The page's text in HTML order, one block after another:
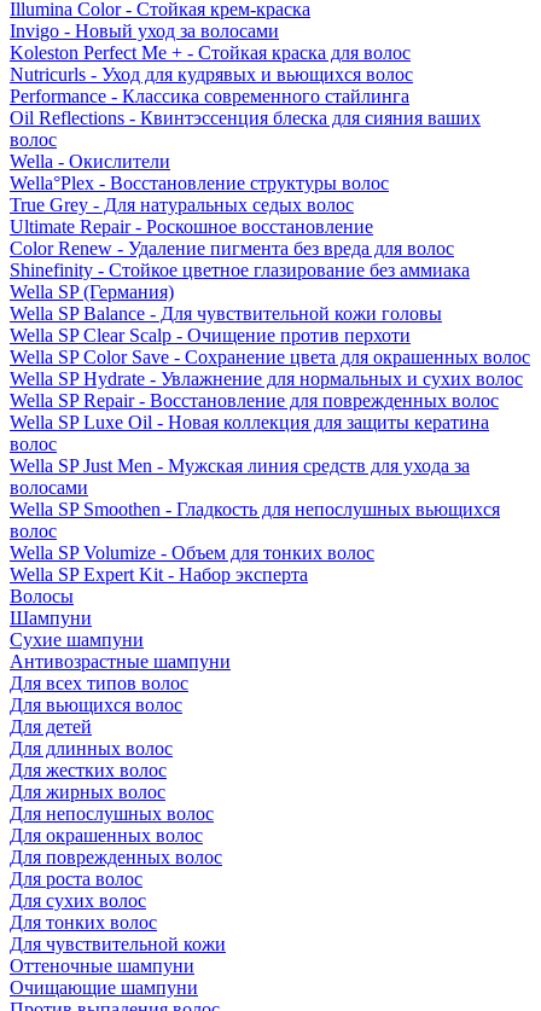
Illumina Color - Стойкая крем-краска
Invigo - Новый уход за волосами
Koleston Perfect Me + - Стойкая краска для волос
Nutricurls - Уход для кудрявых и вьющихся волос
Performance - Классика современного стайлинга
Oil Reflections - Квинтэссенция блеска для сияния ваших
волос
Wella - Окислители
Wella°Plex - Восстановление структуры волос
True Grey - Для натуральных седых волос
Ultimate Repair - Роскошное восстановление
Color Renew - Удаление пигмента без вреда для волос
Shinefinity - Стойкое цветное глазирование без аммиака
Wella SP (Германия)
Wella SP Balance - Для чувствительной кожи головы
Wella SP Clear Scalp - Очищение против перхоти
Wella SP Color Save - Сохранение цвета для окрашенных волос
Wella SP Hydrate - Увлажнение для нормальных и сухих волос
Wella SP Repair - Восстановление для поврежденных волос
Wella SP Luxe Oil - Новая коллекция для защиты кератина
волос
Wella SP Just Men - Мужская линия средств для ухода за
волосами
Wella SP Smoothen - Гладкость для непослушных вьющихся
волос
Wella SP Volumize - Объем для тонких волос
Wella SP Expert Kit - Набор эксперта
Волосы
Шампуни
Сухие шампуни
Антивозрастные шампуни
Для всех типов волос
Для вьющихся волос
Для детей
Для длинных волос
Для жестких волос
Для жирных волос
Для непослушных волос
Для окрашенных волос
Для поврежденных волос
Для роста волос
Для сухих волос
Для тонких волос
Для чувствительной кожи
Оттеночные шампуни
Очищающие шампуни